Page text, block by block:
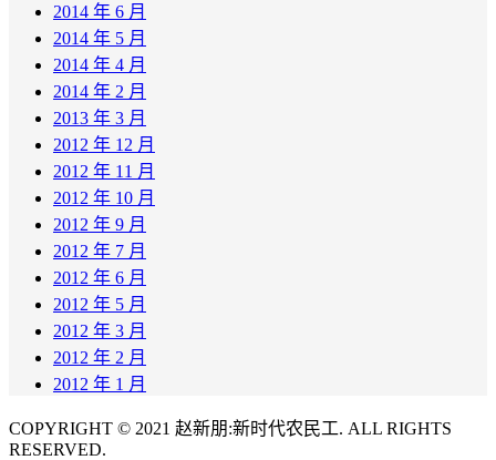
2014 年 6 月
2014 年 5 月
2014 年 4 月
2014 年 2 月
2013 年 3 月
2012 年 12 月
2012 年 11 月
2012 年 10 月
2012 年 9 月
2012 年 7 月
2012 年 6 月
2012 年 5 月
2012 年 3 月
2012 年 2 月
2012 年 1 月
COPYRIGHT © 2021 赵新朋:新时代农民工. ALL RIGHTS
RESERVED.